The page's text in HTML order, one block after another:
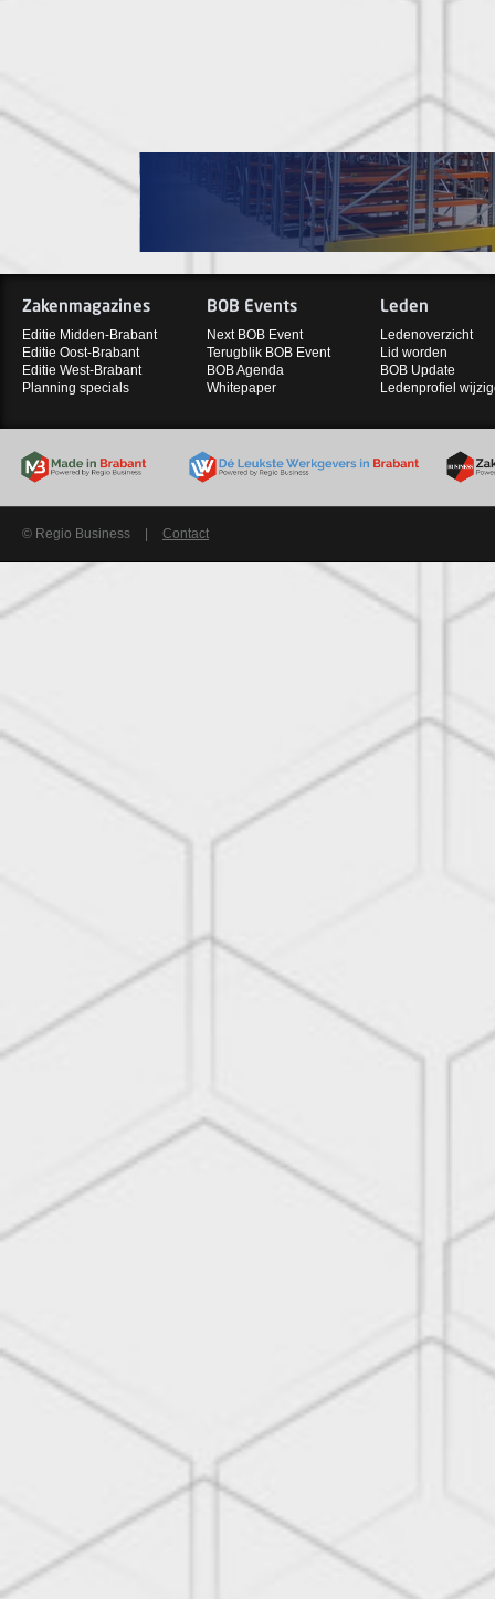
Zakenmagazines
Editie Midden-Brabant
Editie Oost-Brabant
Editie West-Brabant
Planning specials
BOB Events
Next BOB Event
Terugblik BOB Event
BOB Agenda
Whitepaper
Leden
Ledenoverzicht
Lid worden
BOB Update
Ledenprofiel
© Regio Business Contact